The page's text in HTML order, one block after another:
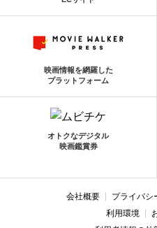
映画情報を網羅した
プラットフォーム
オトクなデジタル
映画鑑賞券
会社概要 プライバシ
利用環境